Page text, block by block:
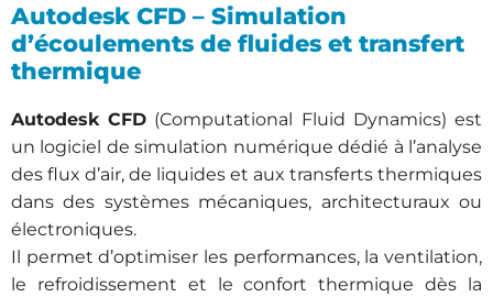
Autodesk CFD – Simulation
d’écoulements de fluides et transfert
thermique
Autodesk CFD (Computational Fluid Dynamics) est
un logiciel de simulation numérique dédié à l’analyse
des flux d’air, de liquides et aux transferts thermiques
dans des systèmes mécaniques, architecturaux ou
électroniques.
Il permet d’optimiser les performances, la ventilation,
le refroidissement et le confort thermique dès la